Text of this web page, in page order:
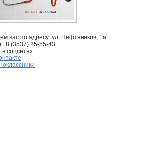
вас по адресу: ул. Нефтяников, 1а.
8 (3537) 25-55-43
соцсетях: